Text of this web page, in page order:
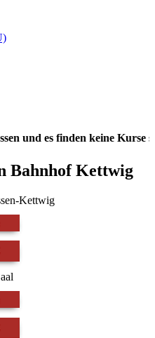
keine Kurse statt. Vom
Bahnhof Kettwig